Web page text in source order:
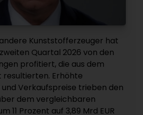
Kunststofferzeuger hat
Quartal 2026 von den
profitiert, die aus dem
resultierten. Erhöhte
Verkaufspreise trieben den
dem vergleichbaren
11 Prozent auf 3,89 Mrd EUR